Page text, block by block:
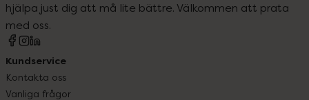
hjälpa just dig att må lite bättre. Välkommen att prata
med oss.
Kundservice
Kontakta oss
Vanliga frågor